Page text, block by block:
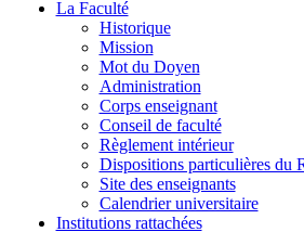
La Faculté
Historique
Mission
Mot du Doyen
Administration
Corps enseignant
Conseil de faculté
Règlement intérieur
Dispositions particulières du
Site des enseignants
Calendrier universitaire
Institutions rattachées